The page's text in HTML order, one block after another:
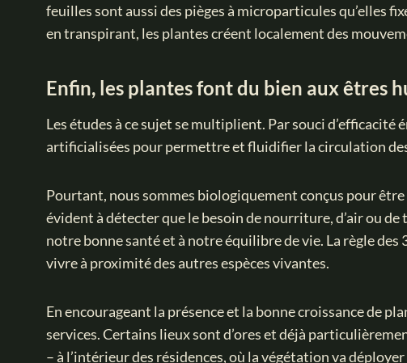
feuilles sont aussi des pièges à microparticules qu’elles
en transpirant, les plantes créent localement des
Enfin, les plantes font du bien aux êtres
Les études à ce sujet se multiplient. Par souci
artificialisées pour permettre et fluidifier la circulation
Pourtant, nous sommes biologiquement conçus pour
évident à détecter que le besoin de nourriture, d’air ou
notre bonne santé et à notre équilibre de vie. La règle
vivre à proximité des autres espèces vivantes.
En encourageant la présence et la bonne croissance de
services. Certains lieux sont d’ores et déjà
–à l’intérieur des résidences, où la végétation va